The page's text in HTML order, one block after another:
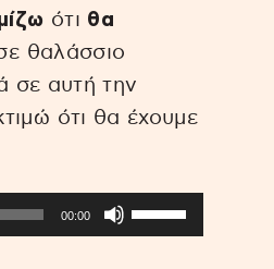
ότι θα
θαλάσσιο
σε αυτή την
ότι θα έχουμε
00:00
Χρησιμοποιείστε
τα